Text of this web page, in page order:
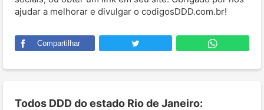
ajudar a melhorar e divulgar o codigosDDD.com.br!
Compartilhar
Todos DDD do estado Rio de Janeiro: